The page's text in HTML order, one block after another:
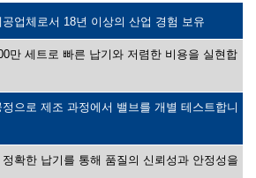
업체로서 18년 이상의 산업 경험 보유
만 세트로 빠른 납기와 저렴한 비용을 실현합
으로 제조 과정에서 밸브를 개별 테스트합니
확한 납기를 통해 품질의 신뢰성과 안정성을